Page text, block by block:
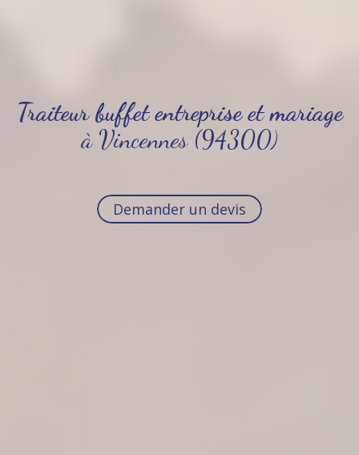
Traiteur buffet entreprise et mariage
à Vincennes (94300)
Demander un devis